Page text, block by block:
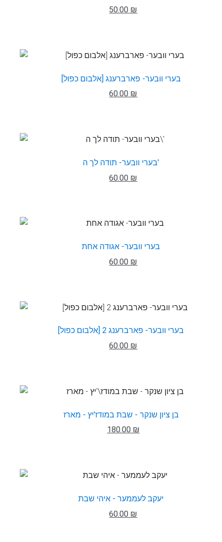
50.00 ₪
בערי וובער- פארברענג [אלבום כפול]
60.00 ₪
בערי וובער- תודה לך ה'
60.00 ₪
בערי וובער- אגודה אחת
60.00 ₪
בערי וובער- פארברענג 2 [אלבום כפול]
60.00 ₪
בן ציון שנקר - שבת במודז'יץ - מארז
180.00 ₪
יעקב לעממער - איהי שבת
60.00 ₪